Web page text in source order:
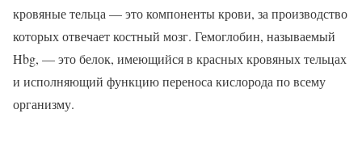
кровяные тельца — это компоненты крови, за производство
которых отвечает костный мозг. Гемоглобин, называемый
Hbg, — это белок, имеющийся в красных кровяных тельцах
и исполняющий функцию переноса кислорода по всему
организму.